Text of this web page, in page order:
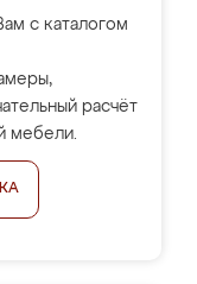
с каталогом
расчёт
мебели.